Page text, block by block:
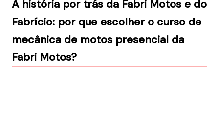
A história por trás da Fabri Motos e do
Fabrício: por que escolher o curso de
mecânica de motos presencial da
Fabri Motos?